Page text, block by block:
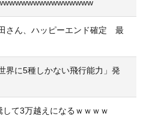
さん、ハッピーエンド確定 最
界に5種しかない飛行能力」発
して3万越えになるｗｗｗｗ